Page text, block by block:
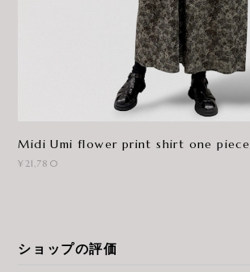
Midi Umi flower print shirt one piece
¥21,780
ショップの評価